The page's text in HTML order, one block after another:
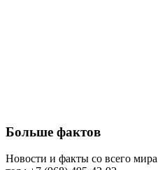
Больше фактов
Новости и факты со всего мира